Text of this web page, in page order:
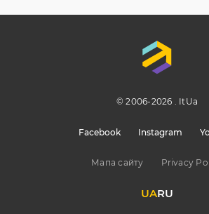
Мапа сайту Privacy
RU
UA
© 2006-2026 . ItUa
Facebook Instagram